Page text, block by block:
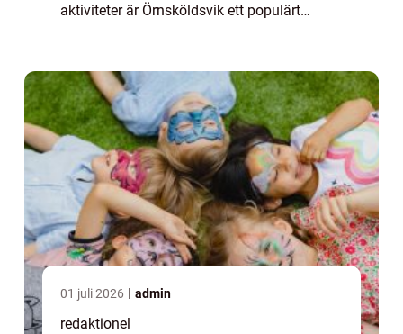
aktiviteter är Örnsköldsvik ett populärt
01 juli 2026 admin
redaktionel